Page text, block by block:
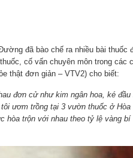
đã bào chế ra nhiều bài thuốc
cố vấn chuyên môn trong
thật đơn giản – VTV2) cho biết:
đơn cử như kim ngân hoa, ké
ươm trồng tại 3 vườn thuốc ở
trộn với nhau theo tỷ lệ vàng bí